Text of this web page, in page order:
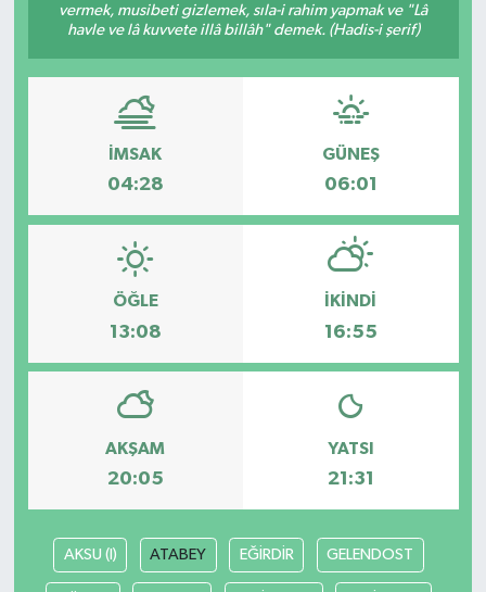
vermek, musibeti gizlemek, sıla-i rahim yapmak ve "Lâ
havle ve lâ kuvvete illâ billâh" demek. (Hadis-i şerif)
İMSAK
04:28
GÜNEŞ
06:01
ÖĞLE
13:08
İKINDI
16:55
AKŞAM
20:05
YATSI
21:31
AKSU (I) ATABEY EĞİRDİR GELENDOST